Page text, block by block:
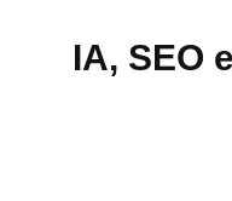
IA, SEO